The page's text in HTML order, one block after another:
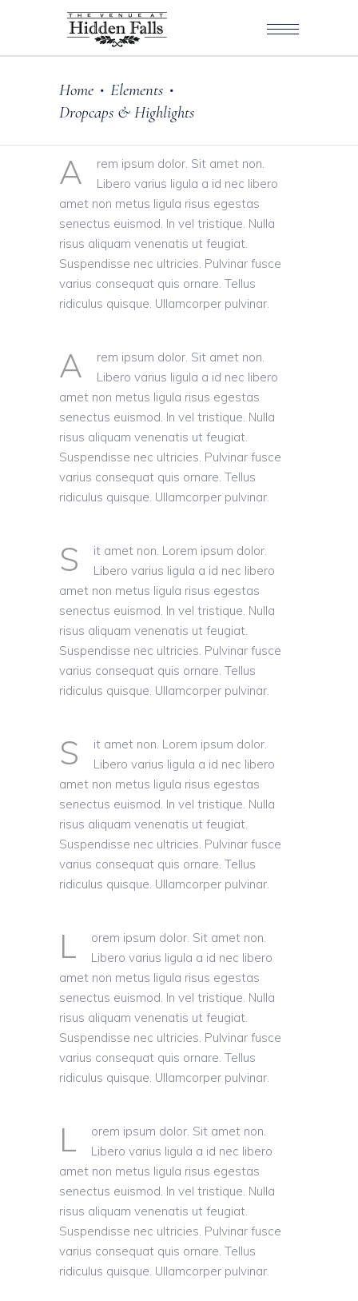
Home • Elements •
Dropcaps & Highlights
A
rem ipsum dolor. Sit amet non.
Libero varius ligula a id nec libero
amet non metus ligula risus egestas
senectus euismod. In vel tristique. Nulla
risus aliquam venenatis ut feugiat.
Suspendisse nec ultricies. Pulvinar fusce
varius consequat quis ornare. Tellus
ridiculus quisque. Ullamcorper pulvinar.
A
rem ipsum dolor. Sit amet non.
Libero varius ligula a id nec libero
amet non metus ligula risus egestas
senectus euismod. In vel tristique. Nulla
risus aliquam venenatis ut feugiat.
Suspendisse nec ultricies. Pulvinar fusce
varius consequat quis ornare. Tellus
ridiculus quisque. Ullamcorper pulvinar.
S
it amet non. Lorem ipsum dolor.
Libero varius ligula a id nec libero
amet non metus ligula risus egestas
senectus euismod. In vel tristique. Nulla
risus aliquam venenatis ut feugiat.
Suspendisse nec ultricies. Pulvinar fusce
varius consequat quis ornare. Tellus
ridiculus quisque. Ullamcorper pulvinar.
S
it amet non. Lorem ipsum dolor.
Libero varius ligula a id nec libero
amet non metus ligula risus egestas
senectus euismod. In vel tristique. Nulla
risus aliquam venenatis ut feugiat.
Suspendisse nec ultricies. Pulvinar fusce
varius consequat quis ornare. Tellus
ridiculus quisque. Ullamcorper pulvinar.
L
orem ipsum dolor. Sit amet non.
Libero varius ligula a id nec libero
amet non metus ligula risus egestas
senectus euismod. In vel tristique. Nulla
risus aliquam venenatis ut feugiat.
Suspendisse nec ultricies. Pulvinar fusce
varius consequat quis ornare. Tellus
ridiculus quisque. Ullamcorper pulvinar.
L
orem ipsum dolor. Sit amet non.
Libero varius ligula a id nec libero
amet non metus ligula risus egestas
senectus euismod. In vel tristique. Nulla
risus aliquam venenatis ut feugiat.
Suspendisse nec ultricies. Pulvinar fusce
varius consequat quis ornare. Tellus
ridiculus quisque. Ullamcorper pulvinar.